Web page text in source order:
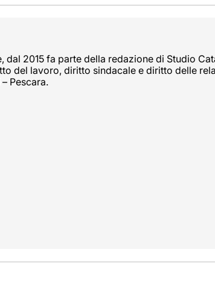
2015 fa parte della redazione di Studio
del lavoro, diritto sindacale e diritto delle
Pescara.